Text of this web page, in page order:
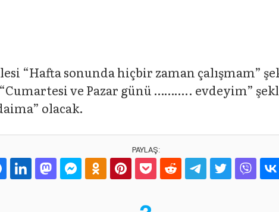
“Hafta sonunda hiçbir zaman çalışmam”
ve Pazar günü ……….. evdeyim”
olacak.
PAYLAŞ: